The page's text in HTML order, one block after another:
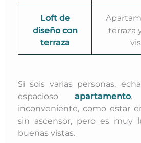
Loft de
diseño con
terraza
terraza
Si sois varias personas,
espaciosoapartamento.
inconveniente, como estar
sin ascensor, pero es muy
buenas vistas.